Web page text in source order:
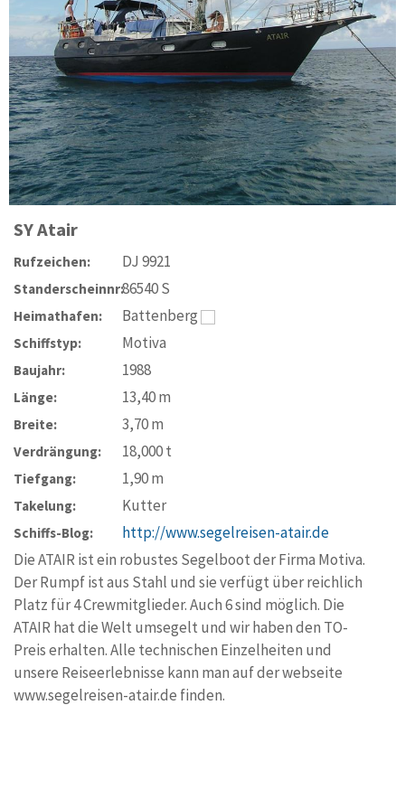
SYAtair
Rufzeichen: DJ 9921
Standerscheinnr:86540 S
Heimathafen: Battenberg
Schiffstyp: Motiva
Baujahr: 1988
Länge: 13,40m
Breite: 3,70m
Verdrängung: 18,000t
Tiefgang: 1,90m
Takelung: Kutter
Schiffs-Blog:
http://www.segelreisen-atair.de
Die ATAIR ist ein robustes Segelboot der Firma Motiva.
Der Rumpf ist aus Stahl und sie verfügt über reichlich
Platz für 4 Crewmitglieder. Auch 6 sind möglich. Die
ATAIR hat die Welt umsegelt und wir haben den TO-
Preis erhalten. Alle technischen Einzelheiten und
unsere Reiseerlebnisse kann man auf der webseite
www.segelreisen-atair.de finden.